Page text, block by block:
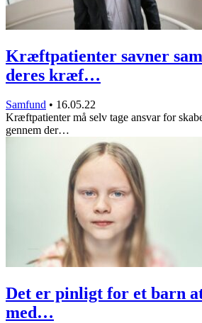
Kræftpatienter savner
deres kræf…
Samfund • 16.05.22
Kræftpatienter må selv tage ansvar for
gennem der…
Det er pinligt for et barn
med…